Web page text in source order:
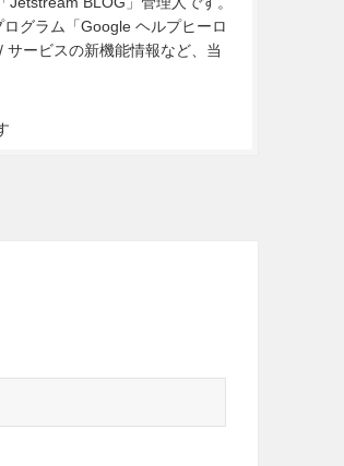
グラム「Google ヘルプヒーロ
ービスの新機能情報など、当